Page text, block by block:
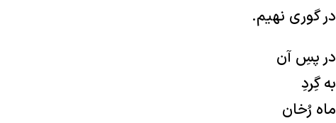
در گوری نهیم.
در پسِ آن
به گِردِ
ماه‌ رُخان